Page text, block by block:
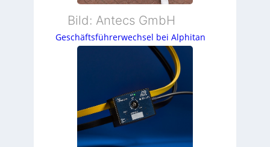
Bild: Antecs GmbH
Geschäftsführerwechsel bei Alphitan